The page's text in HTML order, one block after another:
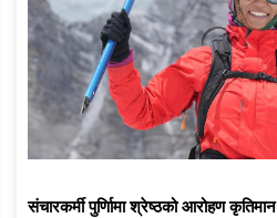
संचारकर्मी पुर्णिामा श्रेष्ठको आरोहण कृतिमान